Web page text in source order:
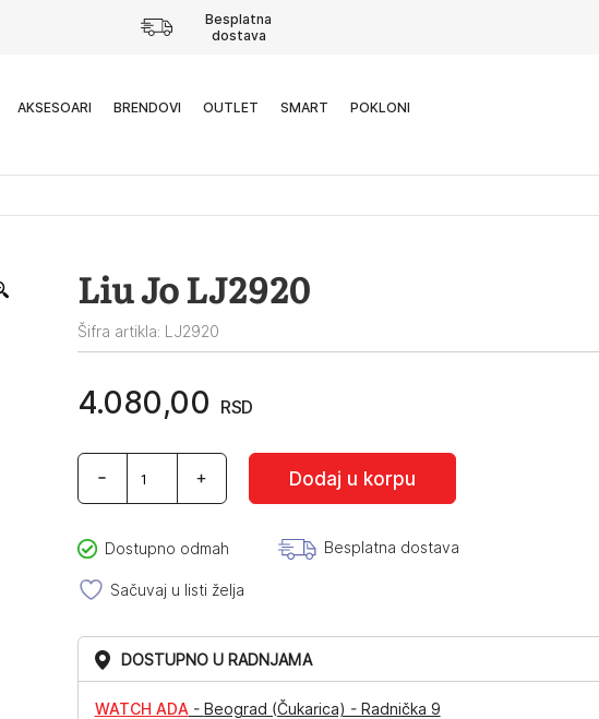
Besplatna
dostava
AKSESOARI BRENDOVI OUTLET SMART POKLONI
Liu Jo LJ2920
Šifra artikla: LJ2920
4.080,00 RSD
Liu
LJ2920
Dodaj u korpu
Dostupno odmah Besplatna dostava
Sačuvaj u listi želja
DOSTUPNO U RADNJAMA
WATCH ADA - Beograd (Čukarica) - Radnička 9